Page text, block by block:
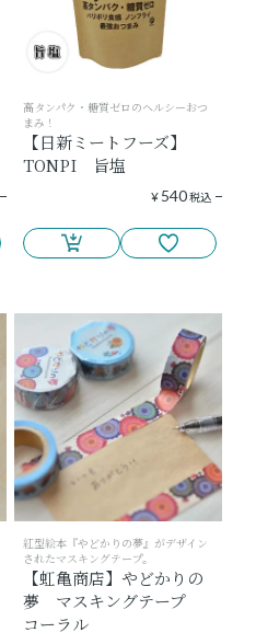
高タンパク・糖質ゼロのヘルシーおつ
まみ！
【日新ミートフーズ】
TONPI 旨塩
¥ 540税込
紅型絵本『やどかりの夢』がデザイン
されたマスキングテープ。
【虹亀商店】やどかりの
夢 マスキングテープ
コーラル